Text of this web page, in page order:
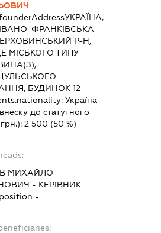
УКРАЇНА,
ФРАНКІВСЬКА
Р-Н,
МІСЬКОГО ТИПУ
БУДИНОК 12
Україна
до статутного
2 500 (50 %)
МИХАЙЛО
- КЕРІВНИК
-